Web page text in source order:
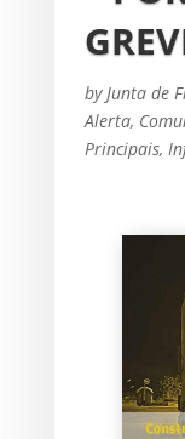
by Junta de
Alerta,
Principais,